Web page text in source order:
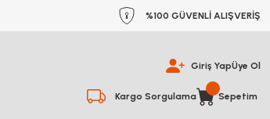
%100 GÜVENLİ ALIŞVERİŞ
Giriş YapÜye Ol
Kargo Sorgulama Sepetim